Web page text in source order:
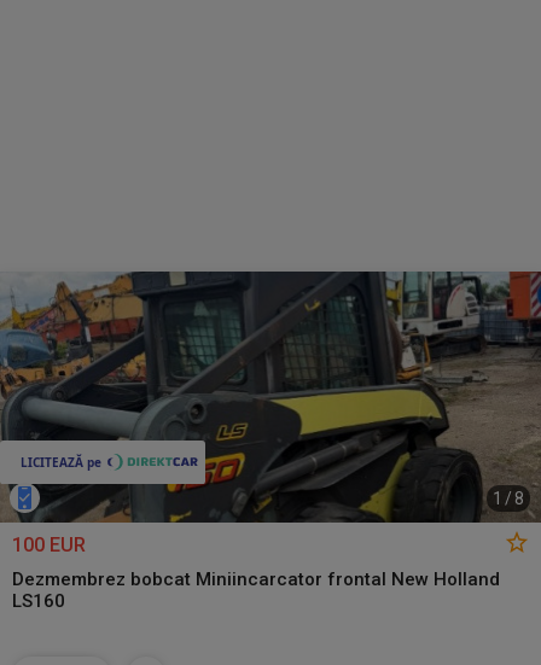
1 / 8
100 EUR
Dezmembrez bobcat Miniincarcator frontal New Holland
LS160